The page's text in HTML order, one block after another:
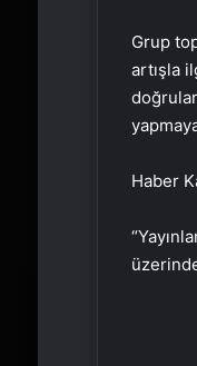
Grup
artışla
Haber